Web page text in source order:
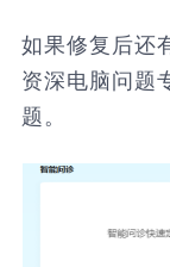
如果修复后还
资深电脑问题
题。